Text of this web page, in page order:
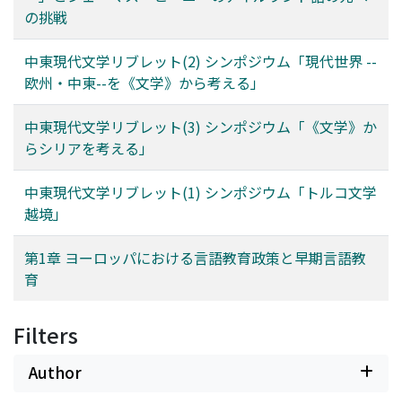
の挑戦
中東現代文学リブレット(2) シンポジウム「現代世界 --
欧州・中東--を《文学》から考える」
中東現代文学リブレット(3) シンポジウム「《文学》か
らシリアを考える」
中東現代文学リブレット(1) シンポジウム「トルコ文学
越境」
第1章 ヨーロッパにおける言語教育政策と早期言語教
育
Filters
Author